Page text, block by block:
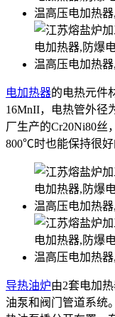
电加热器的电热元件
16MnII，电热管外径
厂生产的Cr20Ni80丝
800℃时也能保持很好
导热油炉由2套电加
油泵和阀门管道系统